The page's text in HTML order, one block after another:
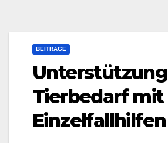
BEITRÄGE
Unterstützung
Tierbedarf mit
Einzelfallhilfen